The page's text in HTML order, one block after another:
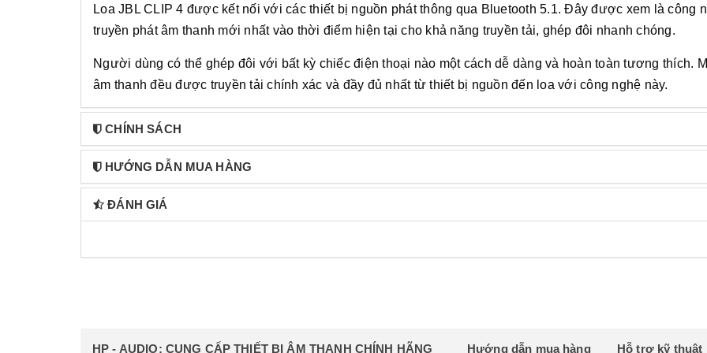
Loa JBL CLIP 4 được kết nối với các thiết bị nguồn phát thông qua Bluetooth 5.1. Đây được xem là công
truyền phát âm thanh mới nhất vào thời điểm hiện tại cho khả năng truyền tải, ghép đôi nhanh chóng.
Người dùng có thể ghép đôi với bất kỳ chiếc điện thoại nào một cách dễ dàng và hoàn toàn tương thích.
âm thanh đều được truyền tải chính xác và đầy đủ nhất từ thiết bị nguồn đến loa với công nghệ này.
CHÍNH SÁCH
HƯỚNG DẪN MUA HÀNG
ĐÁNH GIÁ
HP - AUDIO: CUNG CẤP THIẾT BỊ ÂM THANH CHÍNH HÃNG Hướng dẫn mua hàng Hỗ trợ kỹ thuật